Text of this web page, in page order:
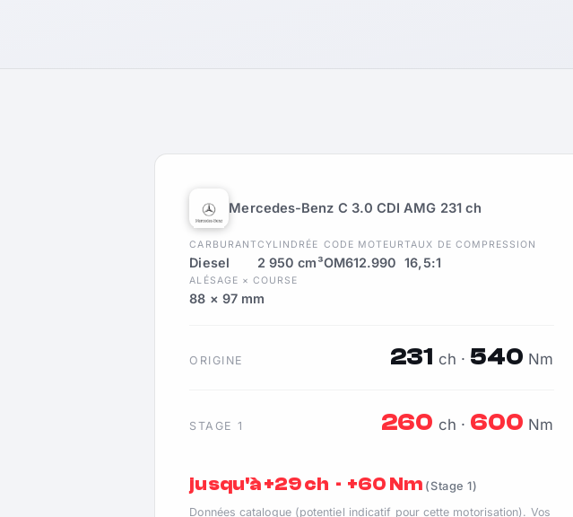
Mercedes-Benz C 3.0 CDI AMG 231 ch
CARBURANT
Diesel
CYLINDRÉE
2 950 cm³
CODE MOTEUR
OM612.990
TAUX DE COMPRESSION
16,5:1
ALÉSAGE × COURSE
88 × 97 mm
ORIGINE 231 ch · 540 Nm
STAGE 1 260 ch · 600 Nm
jusqu'à +29 ch · +60 Nm (Stage 1)
Données catalogue (potentiel indicatif pour cette motorisation). Vos